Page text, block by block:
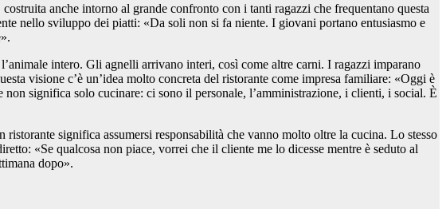
anche intorno al grande confronto con i tanti ragazzi che frequentano questa
nello sviluppo dei piatti: «Da soli non si fa niente. I giovani portano entusiasmo e
intero. Gli agnelli arrivano interi, così come altre carni. I ragazzi imparano
visione c’è un’idea molto concreta del ristorante come impresa familiare: «Oggi è
significa solo cucinare: ci sono il personale, l’amministrazione, i clienti, i social. È
significa assumersi responsabilità che vanno molto oltre la cucina. Lo stesso
«Se qualcosa non piace, vorrei che il cliente me lo dicesse mentre è seduto al
dopo».